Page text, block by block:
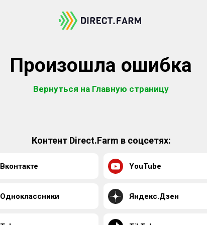
Произошла ошибка
Вернуться на Главную страницу
Контент Direct.Farm в соцсетях:
Вконтакте YouTube
Одноклассники Яндекс.Дзен